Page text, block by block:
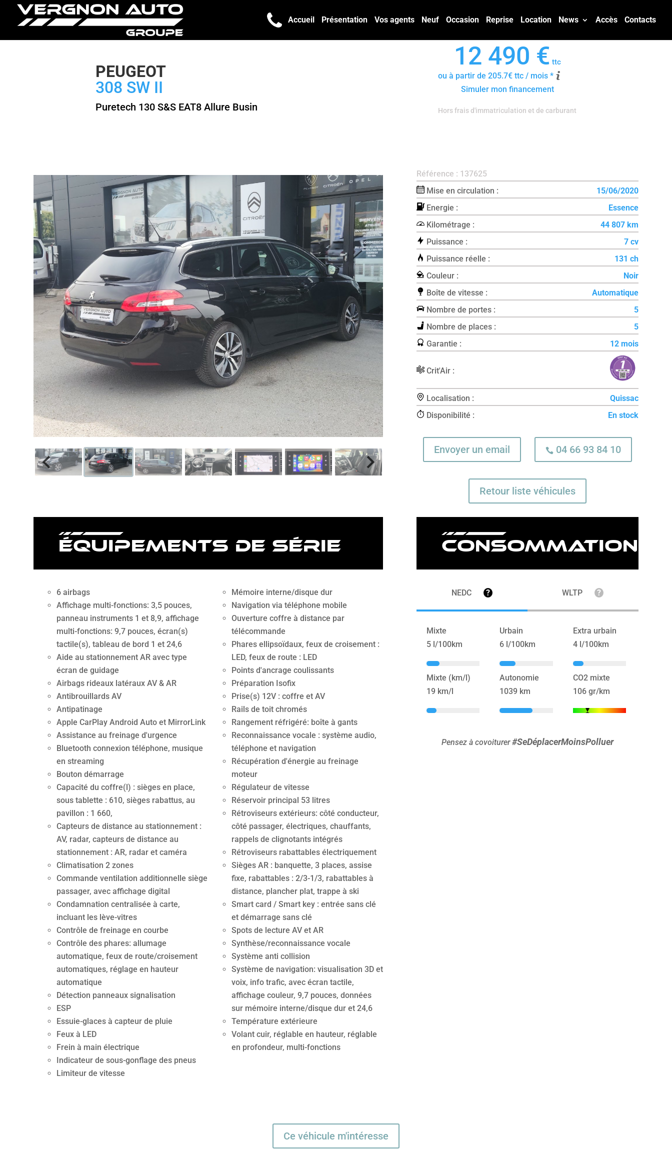
Accueil Présentation Vos agents Neuf Occasion Reprise Location News Accès Contacts
PEUGEOT
308 SW II
Puretech 130 S&S EAT8 Allure Busin
12 490 € ttc
ou à partir de 205.7€ ttc / mois *
Simuler mon financement
Hors frais d'immatriculation et de carburant
Référence : 137625
Mise en circulation :
15/06/2020
Energie :
Essence
Kilométrage :
44 807 km
Puissance :
7 cv
Puissance réelle :
131 ch
Couleur :
Noir
Boîte de vitesse :
Automatique
Nombre de portes :
5
Nombre de places :
5
Garantie :
12 mois
Crit'Air :
Localisation :
Quissac
Disponibilité :
En stock
Envoyer un email 04 66 93 84 10
Retour liste véhicules
équipements de série
6 airbags
Affichage multi-fonctions: 3,5 pouces,
panneau instruments 1 et 8,9, affichage
multi-fonctions: 9,7 pouces, écran(s)
tactile(s), tableau de bord 1 et 24,6
Aide au stationnement AR avec type
écran de guidage
Airbags rideaux latéraux AV & AR
Antibrouillards AV
Antipatinage
Apple CarPlay Android Auto et MirrorLink
Assistance au freinage d'urgence
Bluetooth connexion téléphone, musique
en streaming
Bouton démarrage
Capacité du coffre(l) : sièges en place,
sous tablette : 610, sièges rabattus, au
pavillon : 1 660,
Capteurs de distance au stationnement :
AV, radar, capteurs de distance au
stationnement : AR, radar et caméra
Climatisation 2 zones
Commande ventilation additionnelle siège
passager, avec affichage digital
Condamnation centralisée à carte,
incluant les lève-vitres
Contrôle de freinage en courbe
Contrôle des phares: allumage
automatique, feux de route/croisement
automatiques, réglage en hauteur
automatique
Détection panneaux signalisation
ESP
Essuie-glaces à capteur de pluie
Feux à LED
Frein à main électrique
Indicateur de sous-gonflage des pneus
Limiteur de vitesse
Mémoire interne/disque dur
Navigation via téléphone mobile
Ouverture coffre à distance par
télécommande
Phares ellipsoïdaux, feux de croisement :
LED, feux de route : LED
Points d'ancrage coulissants
Préparation Isofix
Prise(s) 12V : coffre et AV
Rails de toit chromés
Rangement réfrigéré: boîte à gants
Reconnaissance vocale : système audio,
téléphone et navigation
Récupération d'énergie au freinage
moteur
Régulateur de vitesse
Réservoir principal 53 litres
Rétroviseurs extérieurs: côté conducteur,
côté passager, électriques, chauffants,
rappels de clignotants intégrés
Rétroviseurs rabattables électriquement
Sièges AR : banquette, 3 places, assise
fixe, rabattables : 2/3-1/3, rabattables à
distance, plancher plat, trappe à ski
Smart card / Smart key : entrée sans clé
et démarrage sans clé
Spots de lecture AV et AR
Synthèse/reconnaissance vocale
Système anti collision
Système de navigation: visualisation 3D et
voix, info trafic, avec écran tactile,
affichage couleur, 9,7 pouces, données
sur mémoire interne/disque dur et 24,6
Température extérieure
Volant cuir, réglable en hauteur, réglable
en profondeur, multi-fonctions
Consommation
NEDC ? WLTP ?
Mixte
5 l/100km
Urbain
6 l/100km
Extra urbain
4 l/100km
Mixte (km/l)
19 km/l
Autonomie
1039 km
CO2 mixte
106 gr/km
Pensez à covoiturer#SeDéplacerMoinsPolluer
Ce véhicule m'intéresse